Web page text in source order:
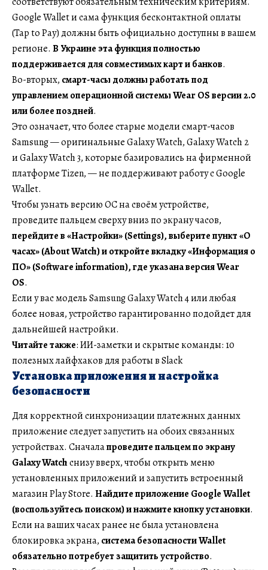
Google Wallet и сама функция бесконтактной оплаты
(Tap to Pay) должны быть официально доступны в вашем
регионе. В Украине эта функция полностью
поддерживается для совместимых карт и банков.
Во-вторых, смарт-часы должны работать под
управлением операционной системы Wear OS версии 2.0
или более поздней.
Это означает, что более старые модели смарт-часов
Samsung — оригинальные Galaxy Watch, Galaxy Watch 2
и Galaxy Watch 3, которые базировались на фирменной
платформе Tizen, — не поддерживают работу с Google
Wallet.
Чтобы узнать версию ОС на своём устройстве,
проведите пальцем сверху вниз по экрану часов,
перейдите в «Настройки» (Settings), выберите пункт «О
часах» (About Watch) и откройте вкладку «Информация о
ПО» (Software information), где указана версия Wear
OS.
Если у вас модель Samsung Galaxy Watch 4 или любая
более новая, устройство гарантированно подойдет для
дальнейшей настройки.
Читайте также: ИИ-заметки и скрытые команды: 10
полезных лайфхаков для работы в Slack
Установка приложения и настройка
безопасности
Для корректной синхронизации платежных данных
приложение следует запустить на обоих связанных
устройствах. Сначалапроведите пальцем по экрану
Galaxy Watchснизу вверх, чтобы открыть меню
установленных приложений и запустить встроенный
магазин Play Store. Найдите приложение Google Wallet
(воспользуйтесь поиском) и нажмите кнопку установки.
Если на ваших часах ранее не была установлена
блокировка экрана, система безопасности Wallet
обязательно потребует защитить устройство.